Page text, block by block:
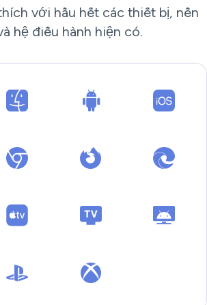
với hầu hết các thiết bị, nền
hệ điều hành hiện có.